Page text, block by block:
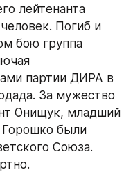
лейтенанта
Погиб и
бою группа
партии ДИРА в
За мужество
Онищук, младший
Горошко были
Союза.